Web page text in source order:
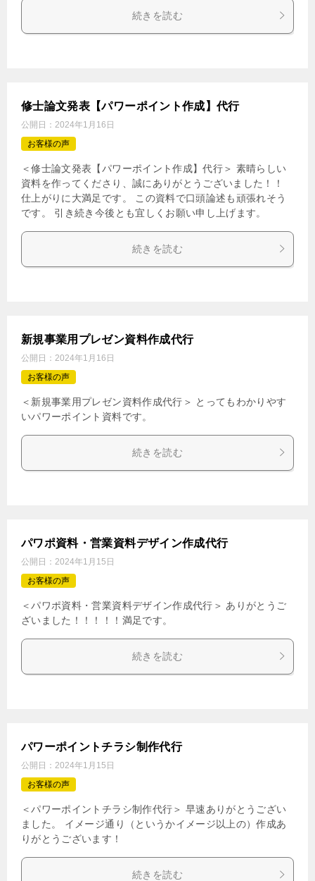
続きを読む
修士論文発表【パワーポイント作成】代行
公開日： 2024年1月16日
お客様の声
＜修士論文発表【パワーポイント作成】代行＞ 素晴らしい
資料を作ってくださり、誠にありがとうございました！！
仕上がりに大満足です。 この資料で口頭論述も頑張れそう
です。 引き続き今後とも宜しくお願い申し上げます。
続きを読む
新規事業用プレゼン資料作成代行
公開日： 2024年1月16日
お客様の声
＜新規事業用プレゼン資料作成代行＞ とってもわかりやす
いパワーポイント資料です。
続きを読む
パワポ資料・営業資料デザイン作成代行
公開日： 2024年1月15日
お客様の声
＜パワポ資料・営業資料デザイン作成代行＞ ありがとうご
ざいました！！！！！満足です。
続きを読む
パワーポイントチラシ制作代行
公開日： 2024年1月15日
お客様の声
＜パワーポイントチラシ制作代行＞ 早速ありがとうござい
ました。 イメージ通り（というかイメージ以上の）作成あ
りがとうございます！
続きを読む